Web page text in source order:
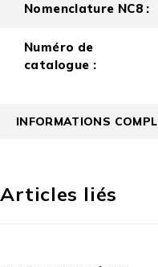
Nomenclature NC8 :
Numéro de
catalogue :
INFORMATIONS
Articles liés